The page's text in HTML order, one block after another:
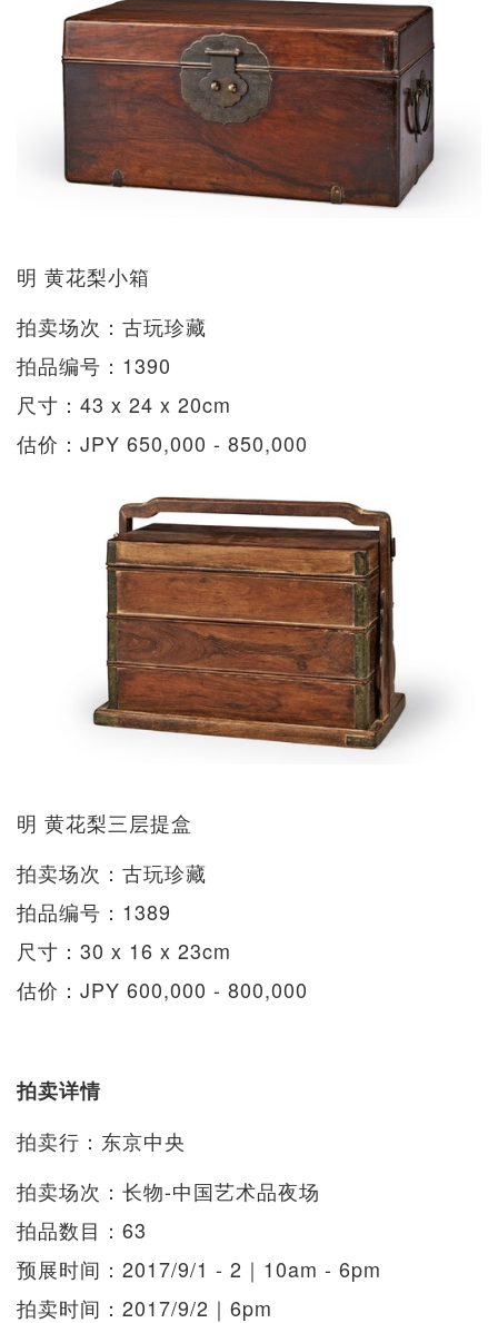
明 黄花梨小箱
拍卖场次：古玩珍藏
拍品编号：1390
尺寸：43 x 24 x 20cm
估价：JPY 650,000 - 850,000
明 黄花梨三层提盒
拍卖场次：古玩珍藏
拍品编号：1389
尺寸：30 x 16 x 23cm
估价：JPY 600,000 - 800,000
拍卖详情
拍卖行：东京中央
拍卖场次：长物-中国艺术品夜场
拍品数目：63
预展时间：2017/9/1 - 2｜10am - 6pm
拍卖时间：2017/9/2｜6pm